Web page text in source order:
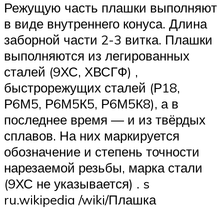
Режущую часть плашки выполняют
в виде внутреннего конуса. Длина
заборной части 2-3 витка. Плашки
выполняются из легированных
сталей (9ХС, ХВСГФ) ,
быстрорежущих сталей (Р18,
Р6М5, Р6М5К5, Р6М5К8), а в
последнее время — и из твёрдых
сплавов. На них маркируется
обозначение и степень точности
нарезаемой резьбы, марка стали
(9ХС не указывается) . s
ru.wikipedia /wiki/Плашка